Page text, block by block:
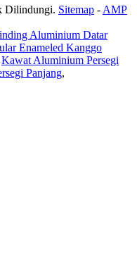
Dilindungi. Sitemap - AMP
Aluminium Datar
Enameled Kanggo
Kawat Aluminium Persegi
Panjang,